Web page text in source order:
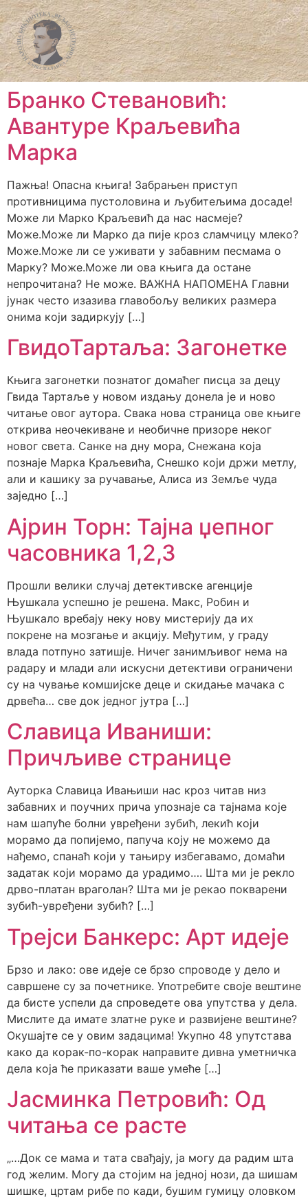
Бранко Стевановић:
Авантуре Краљевића
Марка
Пажња! Опасна књига! Забрањен приступ
противницима пустоловина и љубитељима досаде!
Може ли Марко Краљевић да нас насмеје?
Може.Може ли Марко да пије кроз сламчицу млеко?
Може.Може ли се уживати у забавним песмама о
Марку? Може.Може ли ова књига да остане
непрочитана? Не може. ВАЖНА НАПОМЕНА Главни
јунак често изазива главобољу великих размера
онима који задиркују […]
ГвидоТартаља: Загонетке
Књига загонетки познатог домаћег писца за децу
Гвида Тартаље у новом издању донела је и ново
читање овог аутора. Свака нова страница ове књиге
открива неочекиване и необичне призоре неког
новог света. Санке на дну мора, Снежана која
познаје Марка Краљевића, Снешко који држи метлу,
али и кашику за ручавање, Алиса из Земље чуда
заједно […]
Ајрин Торн: Тајна џепног
часовника 1,2,3
Прошли велики случај детективске агенције
Њушкала успешно је решена. Макс, Робин и
Њушкало вребају неку нову мистерију да их
покрене на мозгање и акцију. Међутим, у граду
влада потпуно затишје. Ничег занимљивог нема на
радару и млади али искусни детективи ограничени
су на чување комшијске деце и скидање мачака с
дрвећа… све док једног јутра […]
Славица Иваниши:
Причљиве странице
Ауторка Славица Ивањиши нас кроз читав низ
забавних и поучних прича упознаје са тајнама које
нам шапуће болни увређени зубић, лекић који
морамо да попијемо, папуча коју не можемо да
нађемо, спанаћ који у тањиру избегавамо, домаћи
задатак који морамо да урадимо…. Шта ми је рекло
дрво-платан враголан? Шта ми је рекао покварени
зубић-увређени зубић? […]
Трејси Банкерс: Арт идеје
Брзо и лако: ове идеје се брзо спроводе у дело и
савршене су за почетнике. Употребите своје вештине
да бисте успели да спроведете ова упутства у дела.
Мислите да имате златне руке и развијене вештине?
Окушајте се у овим задацима! Укупно 48 упутстава
како да корак-по-корак направите дивна уметничка
дела која ће приказати ваше умеће […]
Јасминка Петровић: Од
читања се расте
„…Док се мама и тата свађају, ја могу да радим шта
год желим. Могу да стојим на једној нози, да шишам
шишке, цртам рибе по кади, бушим гумицу оловком